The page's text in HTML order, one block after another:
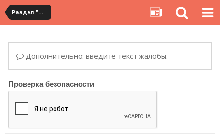
Раздел "Мои посылки" на сервисе YouCanBuy
Дополнительно: введите текст жалобы.
Проверка безопасности